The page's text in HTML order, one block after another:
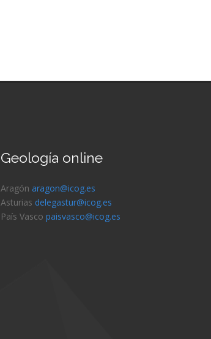
Geología online
Aragón aragon@icog.es
Asturias delegastur@icog.es
País Vasco paisvasco@icog.es